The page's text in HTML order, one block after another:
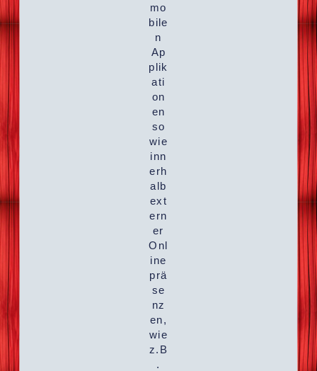
mo
bile
n
Ap
plik
ati
on
en
so
wie
inn
erh
alb
ext
ern
er
Onl
ine
prä
se
nz
en,
wie
z.B
.